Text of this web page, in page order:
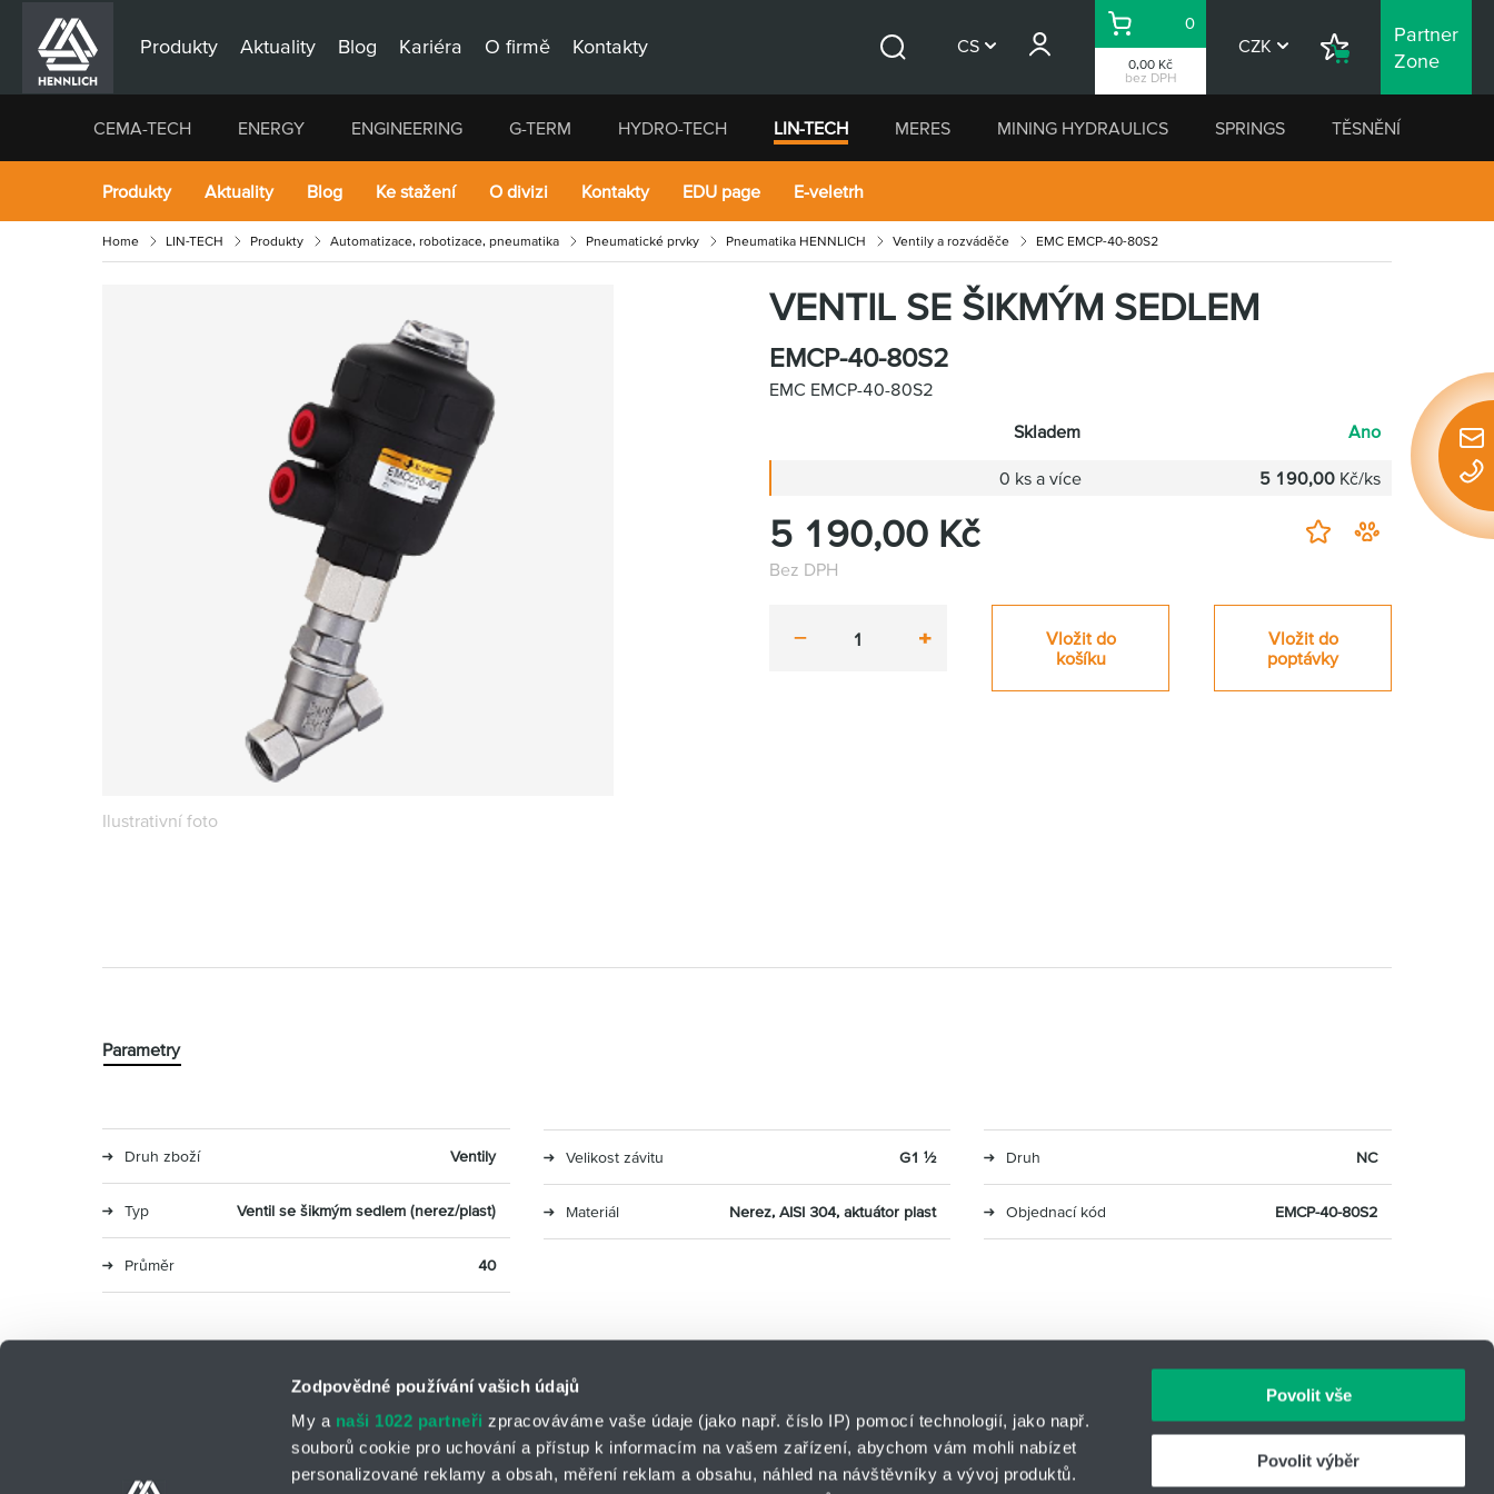
Zodpovědné používání vašich údajů
My a naši 1022 partneři zpracováváme vaše údaje (jako např. číslo IP) pomocí technologií, jako např.
souborů cookie pro uchování a přístup k informacím na vašem zařízení, abychom vám mohli nabízet
personalizované reklamy a obsah, měření reklam a obsahu, náhled na návštěvníky a vývoj produktů.
Povolit vše
Povolit výběr
Produkty Aktuality Blog Kariéra O firmě Kontakty CS
0,00 Kč
bez DPH
Košík
0
CZK
Nákupní
Partner
Zone
CEMA-TECH ENERGY ENGINEERING G-TERM HYDRO-TECH LIN-TECH MERES MINING HYDRAULICS SPRINGS TĚSNĚNÍ
Produkty Aktuality Blog Ke stažení O divizi Kontakty EDU page E-veletrh
Home LIN-TECH Produkty Automatizace, robotizace, pneumatika Pneumatické prvky Pneumatika HENNLICH Ventily a rozváděče EMC EMCP-40-80S2
Ilustrativní foto
VENTIL SE ŠIKMÝM SEDLEM
EMCP-40-80S2
EMC EMCP-40-80S2
Skladem Ano
0 ks a více 5 190,00 Kč/ks
5 190,00 Kč
Bez DPH
plus
Vložit do
košíku
Vložit do
poptávky
Parametry
Druh zboží Ventily
Typ Ventil se šikmým sedlem (nerez/plast)
Průměr 40
Velikost závitu G1 ½
Materiál Nerez, AISI 304, aktuátor plast
Druh NC
Objednací kód EMCP-40-80S2
o.z. LIN-TECH
HENNLICH s.r.o.
IČO: 14869446